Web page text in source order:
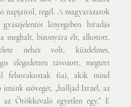
napjairól, regél. A magyarázatok
lényegében híradás
meghalt, bizonyára élt, alkotott,
nehéz volt, küzdelmes,
elégedetten távozott, megtért
felsorakoztak fiai, akik mind
szövegét, „halljad Izrael, az
Örökkévaló egyetlen egy.” E